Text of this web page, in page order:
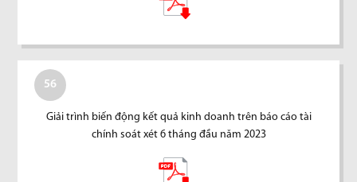
56
Giải trình biến động kết quả kinh doanh trên báo cáo tài
chính soát xét 6 tháng đầu năm 2023